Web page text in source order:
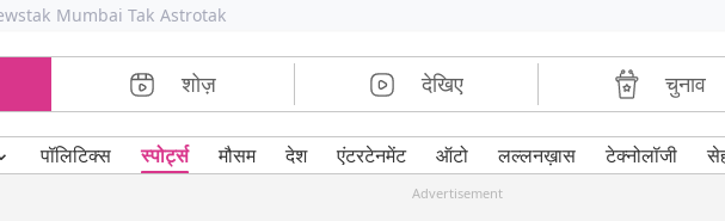
Mumbai Tak Astrotak
शोज़ देखिए चुनाव
पॉलिटिक्स स्पोर्ट्स मौसम देश एंटरटेनमेंट ऑटो लल्लनख़ास टेक्नोलॉजी
Advertisement